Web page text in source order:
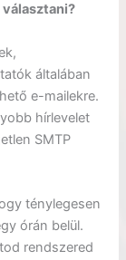
általában
e-mailekre.
hírlevelet
SMTP
ténylegesen
órán belül.
rendszered